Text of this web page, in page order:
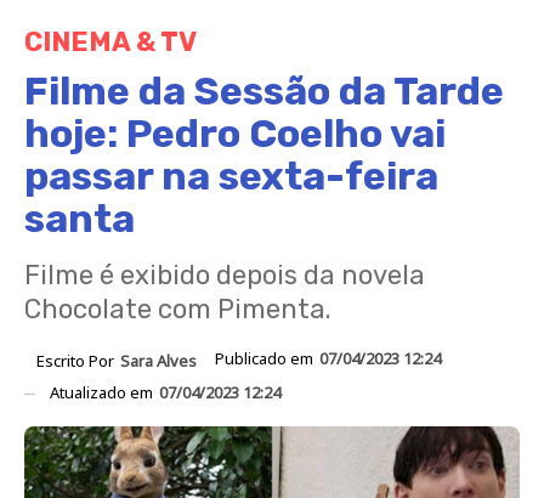
CINEMA & TV
Filme da Sessão da Tarde
hoje: Pedro Coelho vai
passar na sexta-feira
santa
Filme é exibido depois da novela
Chocolate com Pimenta.
Escrito Por Sara Alves Publicado em 07/04/2023 12:24
Atualizado em 07/04/2023 12:24